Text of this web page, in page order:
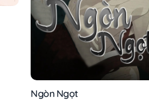
Ngòn Ngọt